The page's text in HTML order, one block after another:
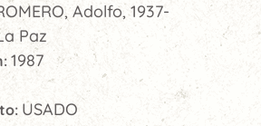
Adolfo, 1937-
Paz
1987
USADO